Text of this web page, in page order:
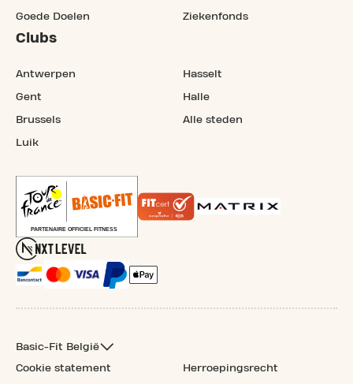
Goede Doelen Ziekenfonds
Clubs
Antwerpen
Gent
Brussels
Luik
Hasselt
Halle
Alle steden
Basic-Fit België
Cookie statement
Herroepingsrecht